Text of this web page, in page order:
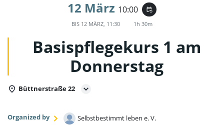
12 März 10:00 event_repeat
BIS 12 MÄRZ, 11:30 1h 30m
Basispflegekurs 1 am
Donnerstag
Büttnerstraße 22
Organized by Selbstbestimmt leben e. V.